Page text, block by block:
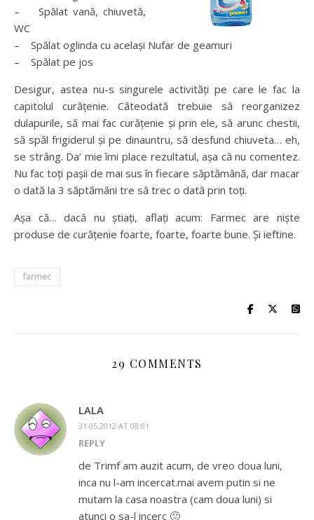
– Spălat vană, chiuvetă,
WC
– Spălat oglinda cu același Nufar de geamuri
– Spălat pe jos
Desigur, astea nu-s singurele activități pe care le fac la
capitolul curățenie. Câteodată trebuie să reorganizez
dulapurile, să mai fac curățenie și prin ele, să arunc chestii,
să spăl frigiderul și pe dinauntru, să desfund chiuveta… eh,
se strâng. Da’ mie îmi place rezultatul, așa că nu comentez.
Nu fac toți pașii de mai sus în fiecare săptămână, dar macar
o dată la 3 săptămâni tre să trec o dată prin toți.
Așa că… dacă nu știați, aflați acum: Farmec are niște
produse de curățenie foarte, foarte, foarte bune. Și ieftine.
farmec
29 COMMENTS
LALA
31.05.2012 AT 08:01
REPLY
de Trimf am auzit acum, de vreo doua luni,
inca nu l-am incercat.mai avem putin si ne
mutam la casa noastra (cam doua luni) si
atunci o sa-l incerc 🙂